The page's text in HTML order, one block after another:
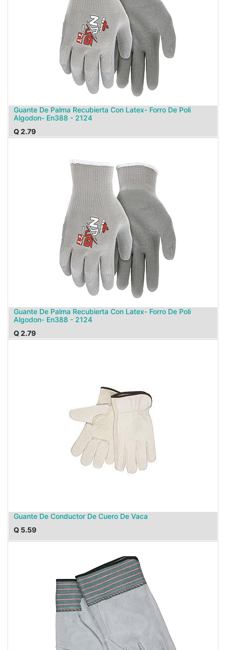
Guante De Palma Recubierta Con Latex- Forro De Poli
Algodon- En388 - 2124
Q2.79
Guante De Palma Recubierta Con Latex- Forro De Poli
Algodon- En388 - 2124
Q2.79
Guante De Conductor De Cuero De Vaca
Q 5.59